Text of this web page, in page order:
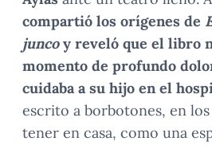
compartió los orígenes de
juncoy reveló que el libro
momento de profundo
cuidaba a su hijo en el
escrito a borbotones, en
tener en casa, como una